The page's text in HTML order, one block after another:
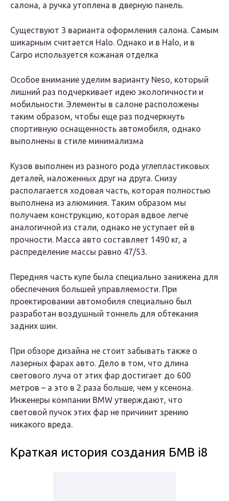
салона, а ручка утоплена в дверную панель.
Существуют 3 варианта оформления салона. Самым
шикарным считается Halo. Однако и в Halo, и в
Carpo используется кожаная отделка
Особое внимание уделим варианту Neso, который
лишний раз подчеркивает идею экологичности и
мобильности. Элементы в салоне расположены
таким образом, чтобы еще раз подчеркнуть
спортивную оснащенность автомобиля, однако
выполнены в стиле минимализма
Кузов выполнен из разного рода углепластиковых
деталей, наложенных друг на друга. Снизу
располагается ходовая часть, которая полностью
выполнена из алюминия. Таким образом мы
получаем конструкцию, которая вдвое легче
аналогичной из стали, однако не уступает ей в
прочности. Масса авто составляет 1490 кг, а
распределение массы равно 47/53.
Передняя часть купе была специально занижена для
обеспечения большей управляемости. При
проектировании автомобиля специально был
разработан воздушный тоннель для обтекания
задних шин.
При обзоре дизайна не стоит забывать также о
лазерных фарах авто. Дело в том, что длина
светового луча от этих фар достигает до 600
метров – а это в 2 раза больше, чем у ксенона.
Инженеры компании BMW утверждают, что
световой пучок этих фар не причинит зрению
никакого вреда.
Краткая история создания БМВ i8